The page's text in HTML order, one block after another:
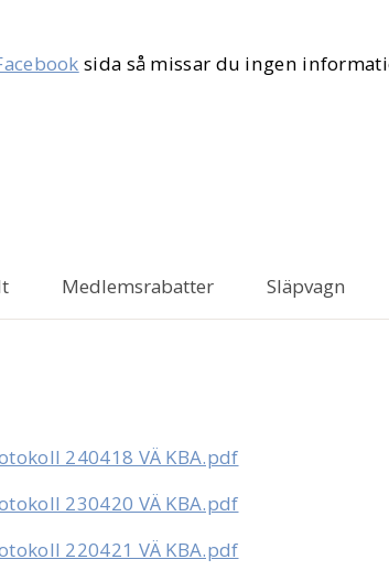
sida så missar du ingen
Medlemsrabatter Släpvagn
240418 VÄ KBA.pdf
230420 VÄ KBA.pdf
220421 VÄ KBA.pdf